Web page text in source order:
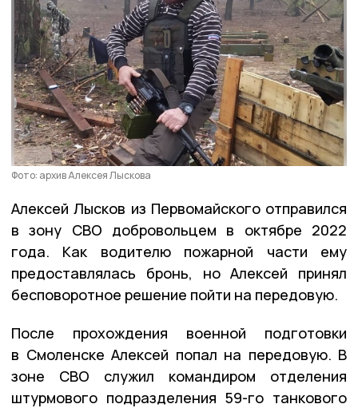
Фото: архив Алексея Лыскова
Алексей Лысков из Первомайского отправился
в зону СВО добровольцем в октябре 2022
года. Как водителю пожарной части ему
предоставлялась бронь, но Алексей принял
бесповоротное решение пойти на передовую.
После прохождения военной подготовки
в Смоленске Алексей попал на передовую. В
зоне СВО служил командиром отделения
штурмового подразделения 59-го танкового